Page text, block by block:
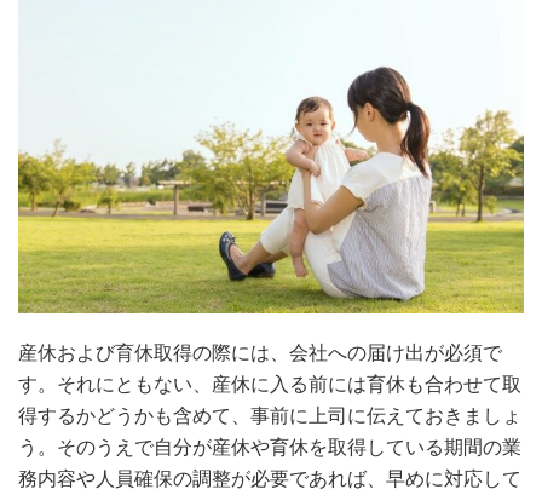
産休および育休取得の際には、会社への届け出が必須で
す。それにともない、産休に入る前には育休も合わせて取
得するかどうかも含めて、事前に上司に伝えておきましょ
う。そのうえで自分が産休や育休を取得している期間の業
務内容や人員確保の調整が必要であれば、早めに対応して